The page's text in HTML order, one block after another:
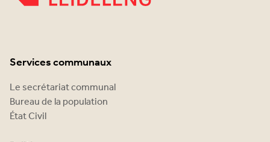
Services communaux
Le secrétariat communal
Bureau de la population
État Civil